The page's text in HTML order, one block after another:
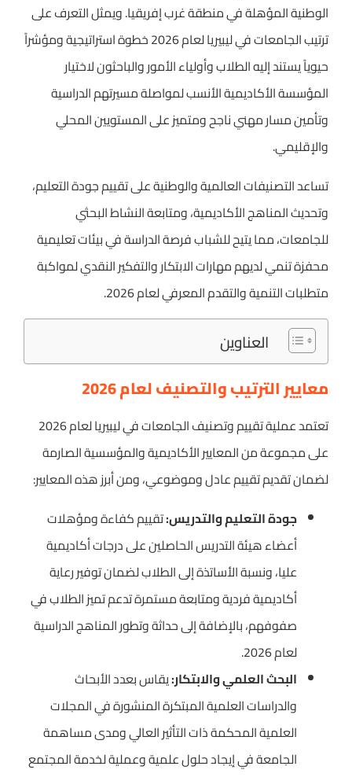
الوطنية المؤهلة في منطقة غرب إفريقيا. ويمثل التعرف على
ترتيب الجامعات في ليبيريا لعام 2026 خطوة استراتيجية ومؤشراً
حيوياً يستند إليه الطلاب وأولياء الأمور والباحثون لاختيار
المؤسسة الأكاديمية الأنسب لمواصلة مسيرتهم الدراسية
وتأمين مسار مهني ناجح ومتميز على المستويين المحلي
والإقليمي.
تساعد التصنيفات العالمية والوطنية على تقييم جودة التعليم،
وتحديث المناهج الأكاديمية، ومتابعة النشاط البحثي
للجامعات، مما يتيح للشباب فرصة الدراسة في بيئات تعليمية
محفزة تنمي لديهم مهارات الابتكار والتفكير النقدي لمواكبة
متطلبات التنمية والتقدم المعرفي لعام 2026.
العناوين
معايير الترتيب والتصنيف لعام 2026
تعتمد عملية تقييم وتصنيف الجامعات في ليبيريا لعام 2026
على مجموعة من المعايير الأكاديمية والمؤسسية الصارمة
لضمان تقديم تقييم عادل وموضوعي، ومن أبرز هذه المعايير:
جودة التعليم والتدريس:تقييم كفاءة ومؤهلات
أعضاء هيئة التدريس الحاصلين على درجات أكاديمية
عليا، ونسبة الأساتذة إلى الطلاب لضمان توفير رعاية
أكاديمية فردية ومتابعة مستمرة تدعم تميز الطلاب في
صفوفهم، بالإضافة إلى حداثة وتطور المناهج الدراسية
لعام 2026.
البحث العلمي والابتكار:يقاس بعدد الأبحاث
والدراسات العلمية المبتكرة المنشورة في المجلات
العلمية المحكمة ذات التأثير العالي ومدى مساهمة
الجامعة في إيجاد حلول علمية وعملية لخدمة المجتمع